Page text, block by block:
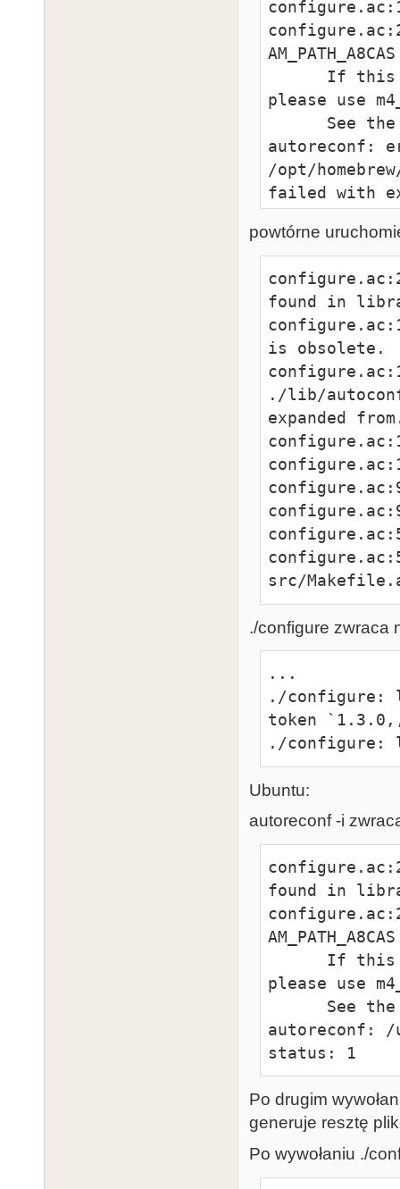
AM_PATH_A8CAS
please use
autoreconf:
/opt/
failed with
powtórne
found in
is obsolete.
./lib/autoconf/
expanded
src/
./configure zwraca
...
./configure:
token
./configure:
Ubuntu:
autoreconf -i
found in
AM_PATH_A8CAS
please use
autoreconf:
status: 1
Po drugim
generuje resztę
Po wywołaniu ./